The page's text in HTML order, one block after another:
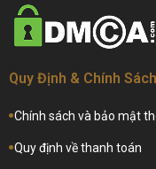
Quy Định & Chính Sách
Chính sách và bảo mật
Quy định về thanh toán